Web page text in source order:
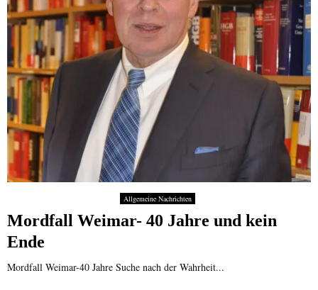
Allgemeine Nachrichten
Mordfall Weimar- 40 Jahre und kein
Ende
Mordfall Weimar-40 Jahre Suche nach der Wahrheit...